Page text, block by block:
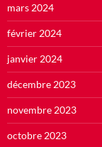
mars 2024
février 2024
janvier 2024
décembre 2023
novembre 2023
octobre 2023